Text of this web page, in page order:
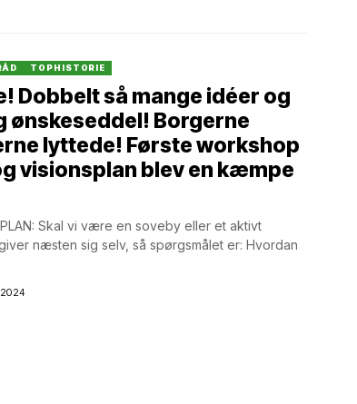
TOPHISTORIE
Dobbelt så mange idéer og
ønskeseddel! Borgerne
lyttede! Første workshop
visionsplan blev en kæmpe
Skal vi være en soveby eller et aktivt
næsten sig selv, så spørgsmålet er: Hvordan